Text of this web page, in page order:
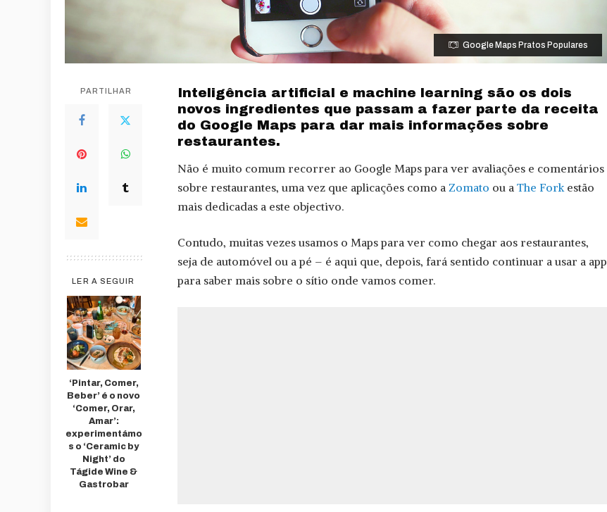
Google Maps Pratos Populares
PARTILHAR
LER A SEGUIR
‘Pintar, Comer,
Beber’ é o novo
‘Comer, Orar,
Amar’:
experimentámo
s o ‘Ceramic by
Night’ do
Tágide Wine &
Gastrobar
Inteligência artificial e machine learning são os dois
novos ingredientes que passam a fazer parte da receita
do Google Maps para dar mais informações sobre
restaurantes.
Não é muito comum recorrer ao Google Maps para ver avaliações e comentários
sobre restaurantes, uma vez que aplicações como a Zomato ou a The Forkestão
mais dedicadas a este objectivo.
Contudo, muitas vezes usamos o Maps para ver como chegar aos restaurantes,
seja de automóvel ou a pé – é aqui que, depois, fará sentido continuar a usar a app
para saber mais sobre o sítio onde vamos comer.